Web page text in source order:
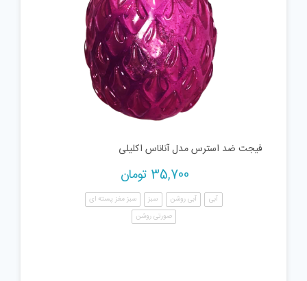
فیجت ضد استرس مدل آناناس اکلیلی
35,700 تومان
آبی آبی روشن سبز
سبز مغز پسته ای
صورتی روشن